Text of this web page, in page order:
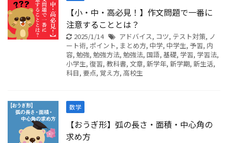
【小・中・高必見！】作文問題で一番に
注意することとは？
2025/1/14 アドバイス, コツ, テスト対策, ノ
ート術, ポイント, まとめ方, 中学, 中学生, 予習, 内
容, 勉強, 勉強方法, 勉強法, 国語, 基礎, 学習, 学習法,
小学生, 復習, 教科書, 文章, 新学年, 新学期, 新生活,
科目, 要点, 覚え方, 高校生
数学
【おうぎ形】弧の長さ・面積・中心角の
求め方